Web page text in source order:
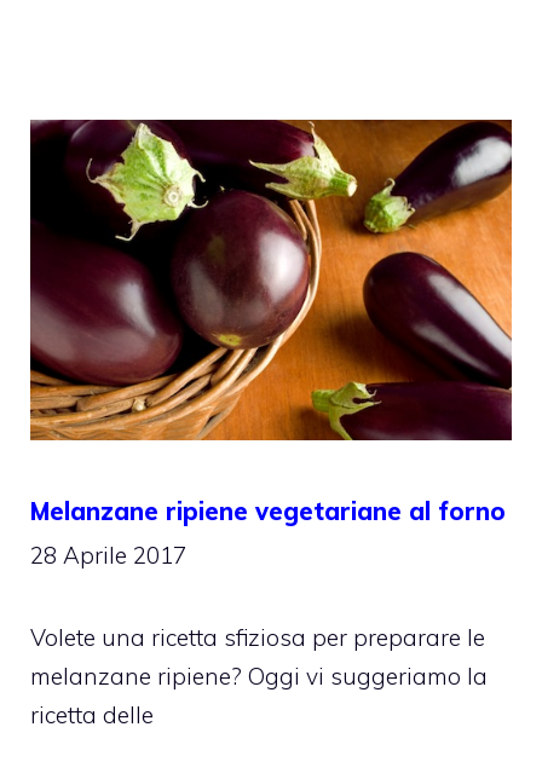
Melanzane ripiene vegetariane al forno
28 Aprile 2017
Volete una ricetta sfiziosa per preparare le
melanzane ripiene? Oggi vi suggeriamo la
ricetta delle